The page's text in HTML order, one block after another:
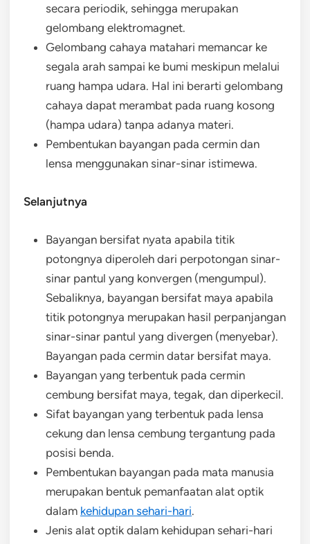
secara periodik, sehingga merupakan
gelombang elektromagnet.
Gelombang cahaya matahari memancar ke
segala arah sampai ke bumi meskipun melalui
ruang hampa udara. Hal ini berarti gelombang
cahaya dapat merambat pada ruang kosong
(hampa udara) tanpa adanya materi.
Pembentukan bayangan pada cermin dan
lensa menggunakan sinar-sinar istimewa.
Selanjutnya
Bayangan bersifat nyata apabila titik
potongnya diperoleh dari perpotongan sinar-
sinar pantul yang konvergen (mengumpul).
Sebaliknya, bayangan bersifat maya apabila
titik potongnya merupakan hasil perpanjangan
sinar-sinar pantul yang divergen (menyebar).
Bayangan pada cermin datar bersifat maya.
Bayangan yang terbentuk pada cermin
cembung bersifat maya, tegak, dan diperkecil.
Sifat bayangan yang terbentuk pada lensa
cekung dan lensa cembung tergantung pada
posisi benda.
Pembentukan bayangan pada mata manusia
merupakan bentuk pemanfaatan alat optik
dalam kehidupan sehari-hari.
Jenis alat optik dalam kehidupan sehari-hari